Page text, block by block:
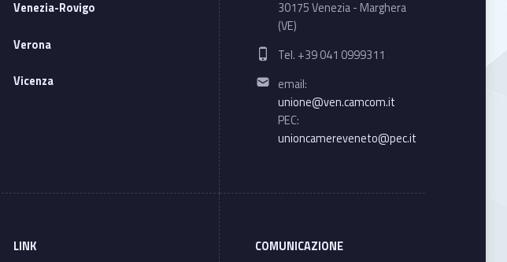
Venezia-Rovigo
Verona
Vicenza
30175 Venezia - Marghera
(VE)
Phone number:
Tel. +39 041 0999311
Email address:
email:
unione@ven.camcom.it
PEC:
unioncamereveneto@pec.it
LINK COMUNICAZIONE